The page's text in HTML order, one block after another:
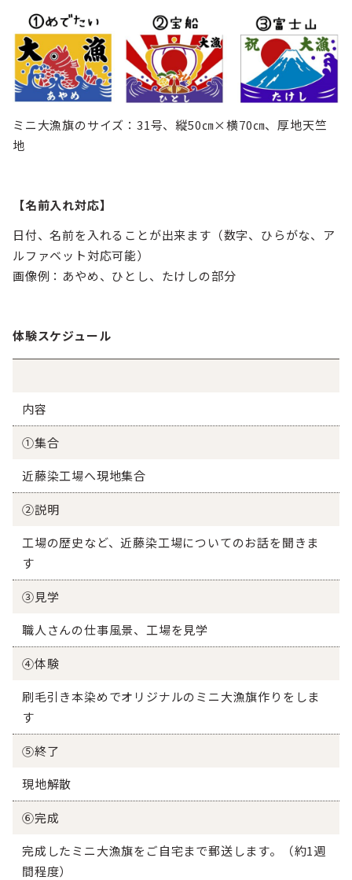
ミニ大漁旗のサイズ：31号、縦50㎝×横70㎝、厚地天竺
地
【名前入れ対応】
日付、名前を入れることが出来ます（数字、ひらがな、ア
ルファベット対応可能）
画像例：あやめ、ひとし、たけしの部分
体験スケジュール
内容
①集合
近藤染工場へ現地集合
②説明
工場の歴史など、近藤染工場についてのお話を聞きま
す
③見学
職人さんの仕事風景、工場を見学
④体験
刷毛引き本染めでオリジナルのミニ大漁旗作りをしま
す
⑤終了
現地解散
⑥完成
完成したミニ大漁旗をご自宅まで郵送します。（約1週
間程度）